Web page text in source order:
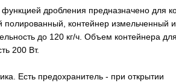
дробления предназначено для
контейнер измельченный
до 120 кг/ч. Объем контейнера
200 Вт.
Есть предохранитель - при открытии